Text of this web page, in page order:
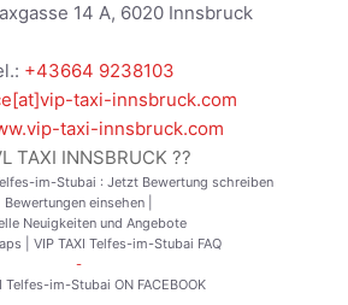
14 A, 6020 Innsbruck
+43664 9238103
taxi-innsbruck.com
taxi-innsbruck.com
TAXI INNSBRUCK ??
im-Stubai : Jetzt Bewertung schreiben
Bewertungen einsehen|
Neuigkeiten und Angebote
VIP TAXI Telfes-im-Stubai FAQ
-
Telfes-im-Stubai ON FACEBOOK